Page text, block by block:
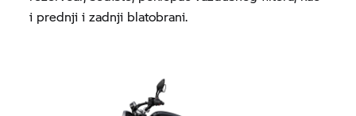
i prednji i zadnji blatobrani.